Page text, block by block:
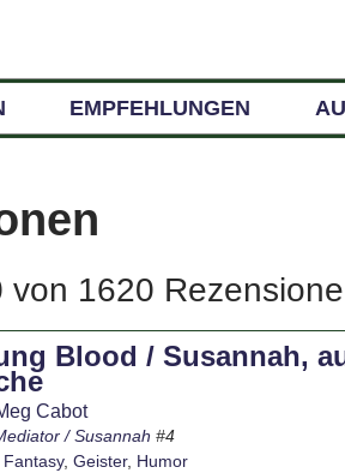
EMPFEHLUNGEN
von 1620
Blood / Susannah,
Cabot
/ Susannah #4
Fantasy, Geister, Humor